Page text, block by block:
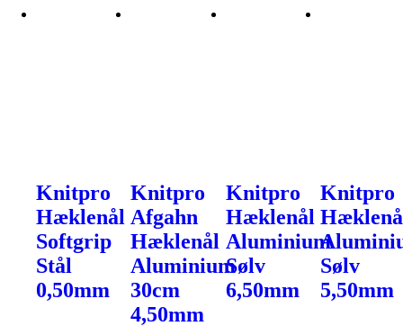
Knitpro
Hæklenål
Softgrip
Stål
0,50mm
Knitpro
Afgahn
Hæklenål
Aluminium
30cm
4,50mm
Knitpro
Hæklenål
Aluminium
Sølv
6,50mm
Knitpro
Sølv
5,50mm